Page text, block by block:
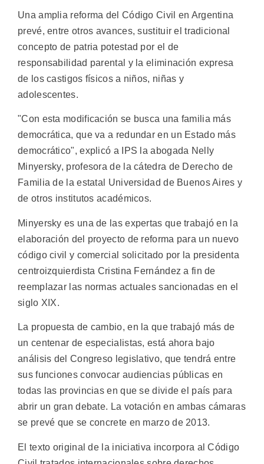
Una amplia reforma del Código Civil en Argentina
prevé, entre otros avances, sustituir el tradicional
concepto de patria potestad por el de
responsabilidad parental y la eliminación expresa
de los castigos físicos a niños, niñas y
adolescentes.
"Con esta modificación se busca una familia más
democrática, que va a redundar en un Estado más
democrático", explicó a IPS la abogada Nelly
Minyersky, profesora de la cátedra de Derecho de
Familia de la estatal Universidad de Buenos Aires y
de otros institutos académicos.
Minyersky es una de las expertas que trabajó en la
elaboración del proyecto de reforma para un nuevo
código civil y comercial solicitado por la presidenta
centroizquierdista Cristina Fernández a fin de
reemplazar las normas actuales sancionadas en el
siglo XIX.
La propuesta de cambio, en la que trabajó más de
un centenar de especialistas, está ahora bajo
análisis del Congreso legislativo, que tendrá entre
sus funciones convocar audiencias públicas en
todas las provincias en que se divide el país para
abrir un gran debate. La votación en ambas cámaras
se prevé que se concrete en marzo de 2013.
El texto original de la iniciativa incorpora al Código